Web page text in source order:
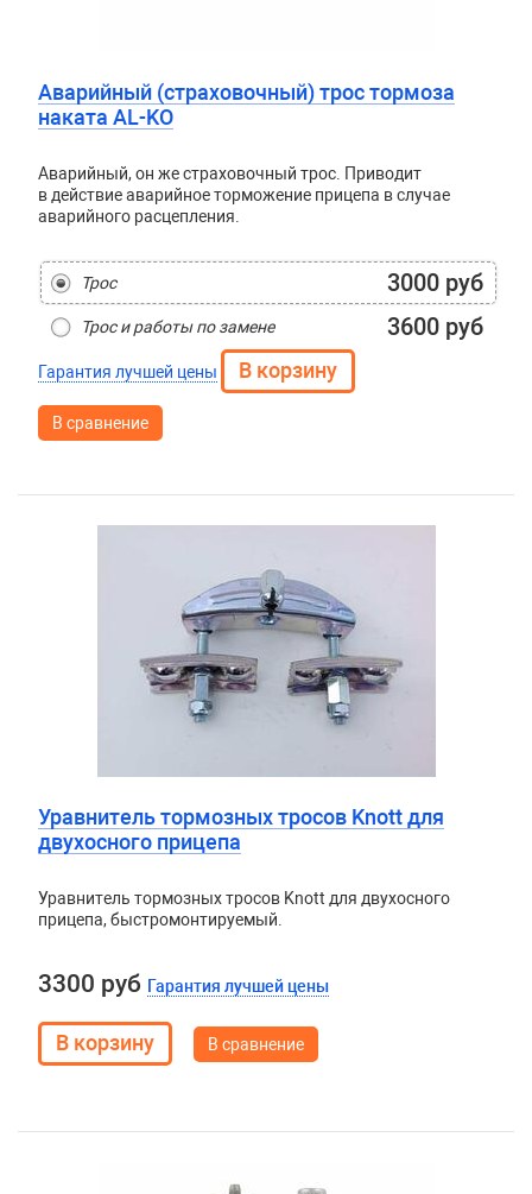
Аварийный (страховочный) трос тормоза
наката AL-KO
Аварийный, он же страховочный трос. Приводит
в действие аварийное торможение прицепа в случае
аварийного расцепления.
Трос 3000 руб
Трос и работы по замене 3600 руб
Гарантия лучшей цены
В сравнение
Уравнитель тормозных тросов Knott для
двухосного прицепа
Уравнитель тормозных тросов Knott для двухосного
прицепа, быстромонтируемый.
3300 руб Гарантия лучшей цены
В сравнение